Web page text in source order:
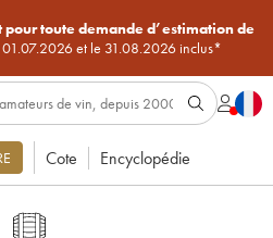
toute demande d’estimation de
01.07.2026 et le 31.08.2026 inclus*
Cote Encyclopédie